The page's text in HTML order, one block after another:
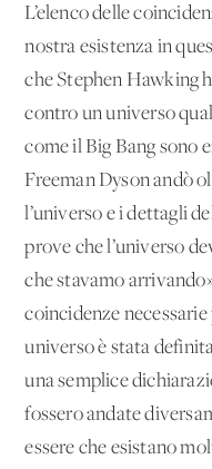
L’elenco delle
nostra esistenza in
che Stephen Hawking
contro un universo
come il Big Bang sono
Freeman Dyson andò
l’universo e i dettagli
prove che l’universo
che stavamo
coincidenze
universo è stata
una semplice
fossero andate
essere che esistano